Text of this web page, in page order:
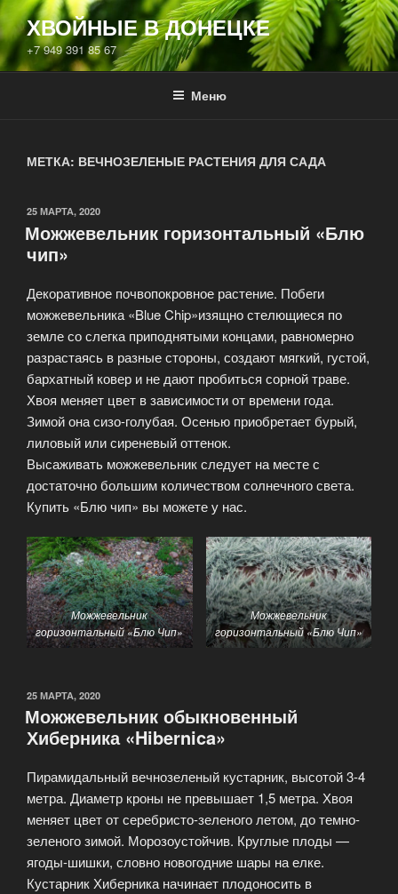
ХВОЙНЫЕ В ДОНЕЦКЕ
+7 949 391 85 67
Меню
МЕТКА: ВЕЧНОЗЕЛЕНЫЕ РАСТЕНИЯ ДЛЯ САДА
25 МАРТА, 2020
Можжевельник горизонтальный «Блю
чип»
Декоративное почвопокровное растение. Побеги
можжевельника «Blue Chip»изящно стелющиеся по
земле со слегка приподнятыми концами, равномерно
разрастаясь в разные стороны, создают мягкий, густой,
бархатный ковер и не дают пробиться сорной траве.
Хвоя меняет цвет в зависимости от времени года.
Зимой она сизо-голубая. Осенью приобретает бурый,
лиловый или сиреневый оттенок.
Высаживать можжевельник следует на месте с
достаточно большим количеством солнечного света.
Купить «Блю чип» вы можете у нас.
Можжевельник
горизонтальный «Блю Чип»
Можжевельник
горизонтальный «Блю Чип»
25 МАРТА, 2020
Можжевельник обыкновенный
Хиберника «Hibernica»
Пирамидальный вечнозеленый кустарник, высотой 3-4
метра. Диаметр кроны не превышает 1,5 метра. Хвоя
меняет цвет от серебристо-зеленого летом, до темно-
зеленого зимой. Морозоустойчив. Круглые плоды —
ягоды-шишки, словно новогодние шары на елке.
Кустарник Хиберника начинает плодоносить в